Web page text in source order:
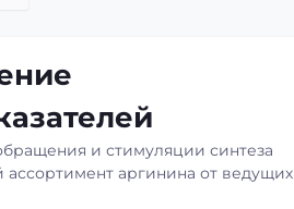
и стимуляции синтеза
аргинина от ведущих